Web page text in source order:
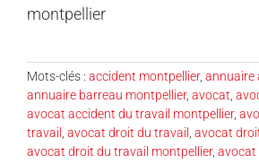
montpellier
Mots-clés : accident montpellier, annuaire
annuaire barreau montpellier, avocat
avocat accident du travail montpellier,
travail
avocat droit du travail avocat
avocat droit du travail montpellier, avocat